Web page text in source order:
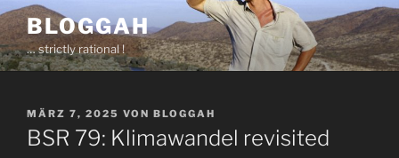
Zum
Inhalt
springen
BLOGGAH
… strictly rational !
VERÖFFENTLICHT
AM
MÄRZ 7, 2025 VON BLOGGAH
BSR 79: Klimawandel revisited